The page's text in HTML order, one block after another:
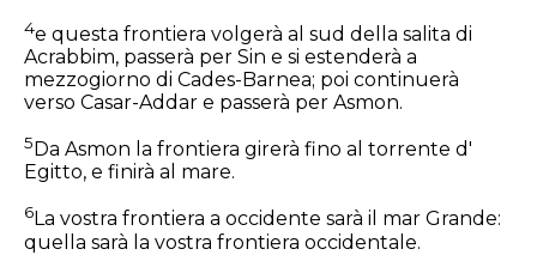
4e questa frontiera volgerà al sud della salita di
Acrabbim, passerà per Sin e si estenderà a
mezzogiorno di Cades-Barnea; poi continuerà
verso Casar-Addar e passerà per Asmon.
5 Da Asmon la frontiera girerà fino al torrente d'
Egitto, e finirà al mare.
6La vostra frontiera a occidente sarà il mar Grande:
quella sarà la vostra frontiera occidentale.